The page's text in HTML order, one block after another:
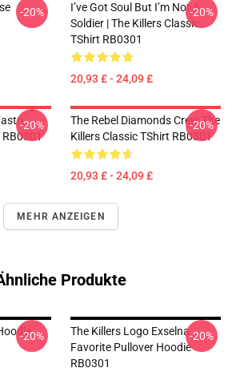
-20%
I’ve Got Soul But I’m Not A
Soldier | The Killers Classic
TShirt RB0301
20,93 £ - 24,09 £
-20%
RB0301
-20%
The Rebel Diamonds Crew The
Killers Classic TShirt RB0301
20,93 £ - 24,09 £
-20%
MEHR ANZEIGEN
Produkte
-20%
The Killers Logo Exselna
Favorite Pullover Hoodie
RB0301
-20%